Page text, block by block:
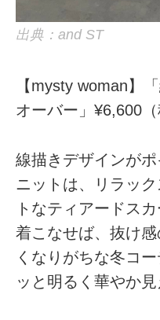
出典：and ST
【mysty woman】
オーバー」¥6,600（
線描きデザインが
ニットは、リラッ
トなティアードス
着こなせば、抜け
くなりがちな冬コ
ッと明るく華やか見